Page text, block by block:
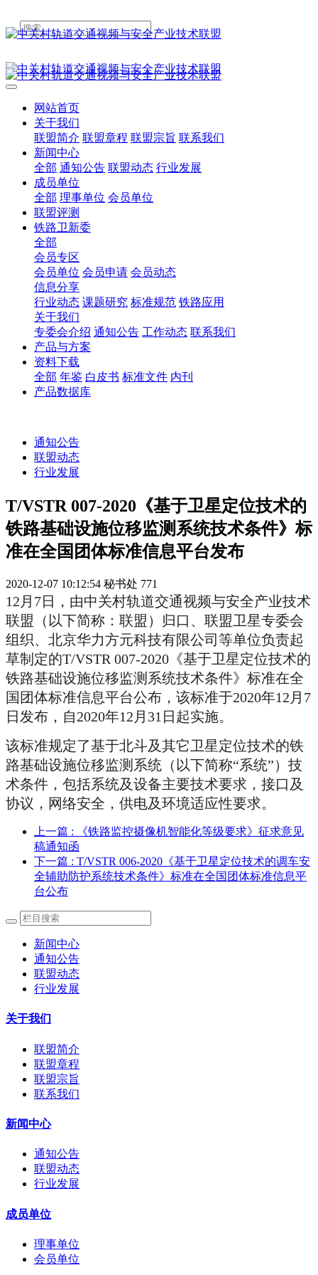
网站首页
关于我们
联盟简介 联盟章程 联盟宗旨 联系我们
新闻中心
全部 通知公告 联盟动态 行业发展
成员单位
全部 理事单位 会员单位
联盟评测
铁路卫新委
全部
会员专区
会员单位 会员申请 会员动态
信息分享
行业动态 课题研究 标准规范 铁路应用
关于我们
专委会介绍 通知公告 工作动态 联系我们
产品与方案
资料下载
全部 年鉴 白皮书 标准文件 内刊
产品数据库
通知公告
联盟动态
行业发展
T/VSTR 007-2020《基于卫星定位技术的
铁路基础设施位移监测系统技术条件》标
准在全国团体标准信息平台发布
2020-12-07 10:12:54 秘书处 771
12月7日，由中关村轨道交通视频与安全产业技术
联盟（以下简称：联盟）归口、联盟卫星专委会
组织、北京华力方元科技有限公司等单位负责起
草制定的T/VSTR 007-2020《基于卫星定位技术的
铁路基础设施位移监测系统技术条件》标准在全
国团体标准信息平台公布，该标准于2020年12月7
日发布，自2020年12月31日起实施。
该标准规定了基于北斗及其它卫星定位技术的铁
路基础设施位移监测系统（以下简称“系统”）技
术条件，包括系统及设备主要技术要求，接口及
协议，网络安全，供电及环境适应性要求。
上一篇 : 《铁路监控摄像机智能化等级要求》征求意见
稿通知函
下一篇 : T/VSTR 006-2020《基于卫星定位技术的调车安
全辅助防护系统技术条件》标准在全国团体标准信息平
台公布
新闻中心
通知公告
联盟动态
行业发展
关于我们
联盟简介
联盟章程
联盟宗旨
联系我们
新闻中心
通知公告
联盟动态
行业发展
成员单位
理事单位
会员单位